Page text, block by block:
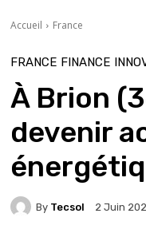
Accueil France
FRANCE FINANCE
À Brion
devenir
By Tecsol 2 Juin